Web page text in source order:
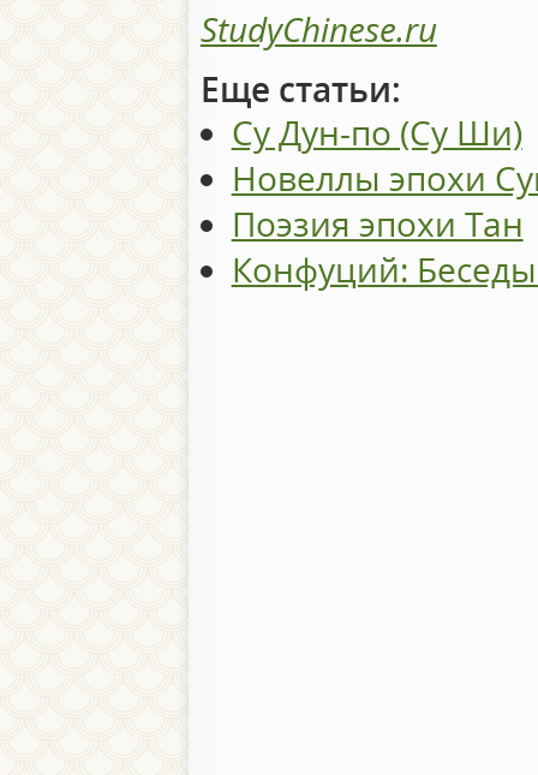
StudyChinese.ru
Еще статьи:
Су Дун-по (Су Ши)
Новеллы эпохи
Поэзия эпохи Тан
Конфуций: